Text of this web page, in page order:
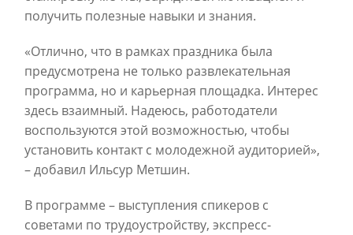
получить полезные навыки и знания.
«Отлично, что в рамках праздника была
предусмотрена не только развлекательная
программа, но и карьерная площадка. Интерес
здесь взаимный. Надеюсь, работодатели
воспользуются этой возможностью, чтобы
установить контакт с молодежной аудиторией»,
– добавил Ильсур Метшин.
В программе – выступления спикеров с
советами по трудоустройству, экспресс-